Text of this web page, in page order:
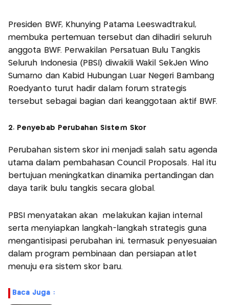
Presiden BWF, Khunying Patama Leeswadtrakul,
membuka pertemuan tersebut dan dihadiri seluruh
anggota BWF. Perwakilan Persatuan Bulu Tangkis
Seluruh Indonesia (PBSI) diwakili Wakil SekJen Wino
Sumarno dan Kabid Hubungan Luar Negeri Bambang
Roedyanto turut hadir dalam forum strategis
tersebut sebagai bagian dari keanggotaan aktif BWF.
2. Penyebab Perubahan Sistem Skor
Perubahan sistem skor ini menjadi salah satu agenda
utama dalam pembahasan Council Proposals. Hal itu
bertujuan meningkatkan dinamika pertandingan dan
daya tarik bulu tangkis secara global.
PBSI menyatakan akan melakukan kajian internal
serta menyiapkan langkah-langkah strategis guna
mengantisipasi perubahan ini, termasuk penyesuaian
dalam program pembinaan dan persiapan atlet
menuju era sistem skor baru.
Baca Juga :